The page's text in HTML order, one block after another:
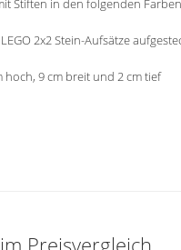
Stiften in den folgenden
2x2 Stein-Aufsätze
hoch, 9 cm breit und 2 cm tief